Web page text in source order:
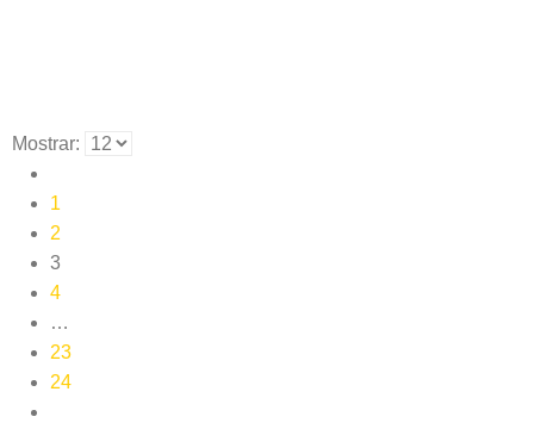
Mostrar:
1
2
3
4
…
23
24